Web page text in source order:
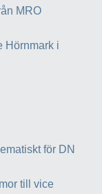
MRO
Hörnmark i
för DN
till vice